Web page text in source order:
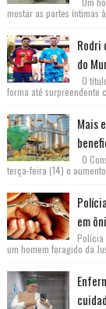
mostar as partes íntimas
Rodri
do
O
forma até surpreendente
Mais
O
terça-feira (14) o
em
Polícia
um homem foragido da